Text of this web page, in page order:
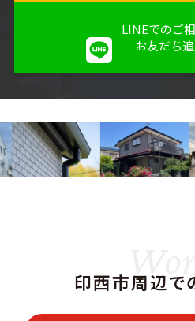
LINEでのご
お友だち
印西市周辺で